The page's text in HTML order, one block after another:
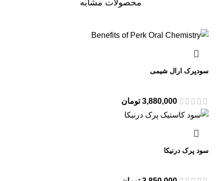
محصولات مشابه
سودپرک ارال شیمی
3,880,000 تومان
سود پرک درنیکا